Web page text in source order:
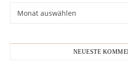
NEUESTE